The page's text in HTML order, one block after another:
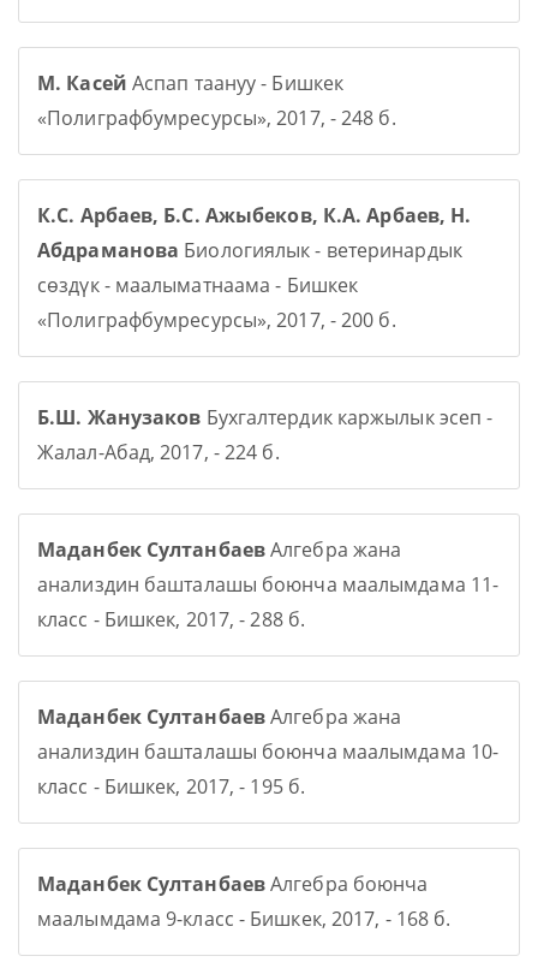
М. Касей Аспап таануу - Бишкек
«Полиграфбумресурсы», 2017, - 248 б.
К.С. Арбаев, Б.С. Ажыбеков, К.А. Арбаев, Н.
Абдраманова Биологиялык - ветеринардык
сөздүк - маалыматнаама - Бишкек
«Полиграфбумресурсы», 2017, - 200 б.
Б.Ш. Жанузаков Бухгалтердик каржылык эсеп -
Жалал-Абад, 2017, - 224 б.
Маданбек СултанбаевАлгебра жана
анализдин башталашы боюнча маалымдама 11-
класс - Бишкек, 2017, - 288 б.
Маданбек СултанбаевАлгебра жана
анализдин башталашы боюнча маалымдама 10-
класс - Бишкек, 2017, - 195 б.
Маданбек СултанбаевАлгебра боюнча
маалымдама 9-класс - Бишкек, 2017, - 168 б.